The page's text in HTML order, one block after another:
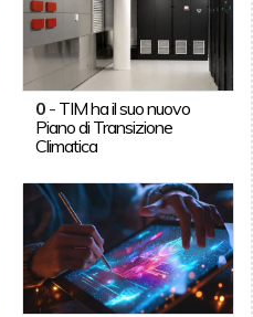
0 - TIM ha il suo nuovo
Piano di Transizione
Climatica